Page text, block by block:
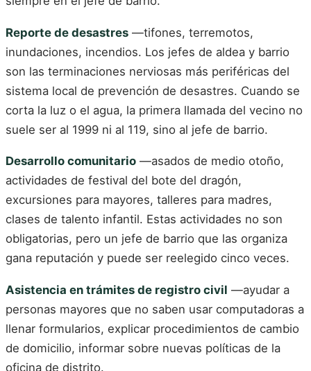
Reporte de desastres —tifones, terremotos,
inundaciones, incendios. Los jefes de aldea y barrio
son las terminaciones nerviosas más periféricas del
sistema local de prevención de desastres. Cuando se
corta la luz o el agua, la primera llamada del vecino no
suele ser al 1999 ni al 119, sino al jefe de barrio.
Desarrollo comunitario —asados de medio otoño,
actividades de festival del bote del dragón,
excursiones para mayores, talleres para madres,
clases de talento infantil. Estas actividades no son
obligatorias, pero un jefe de barrio que las organiza
gana reputación y puede ser reelegido cinco veces.
Asistencia en trámites de registro civil —ayudar a
personas mayores que no saben usar computadoras a
llenar formularios, explicar procedimientos de cambio
de domicilio, informar sobre nuevas políticas de la
oficina de distrito.